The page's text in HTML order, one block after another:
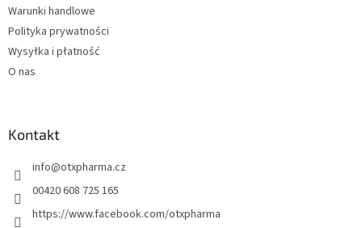
Warunki handlowe
Polityka prywatności
Wysyłka i płatność
O nas
Kontakt
info@otxpharma.cz
00420 608 725 165
https://www.facebook.com/otxpharma